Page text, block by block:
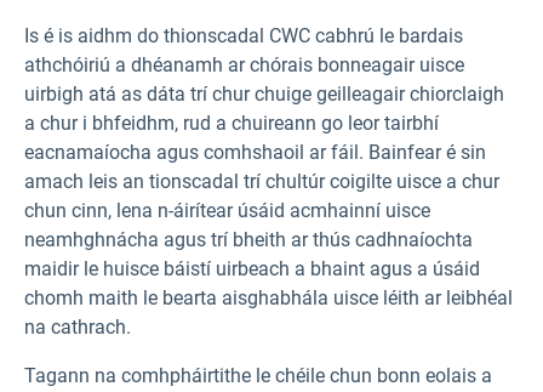
Is é is aidhm do thionscadal CWC cabhrú le bardais
athchóiriú a dhéanamh ar chórais bonneagair uisce
uirbigh atá as dáta trí chur chuige geilleagair chiorclaigh
a chur i bhfeidhm, rud a chuireann go leor tairbhí
eacnamaíocha agus comhshaoil ar fáil. Bainfear é sin
amach leis an tionscadal trí chultúr coigilte uisce a chur
chun cinn, lena n-áirítear úsáid acmhainní uisce
neamhghnácha agus trí bheith ar thús cadhnaíochta
maidir le huisce báistí uirbeach a bhaint agus a úsáid
chomh maith le bearta aisghabhála uisce léith ar leibhéal
na cathrach.
Tagann na comhpháirtithe le chéile chun bonn eolais a